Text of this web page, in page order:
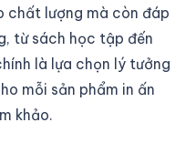
chất lượng mà còn đáp
từ sách học tập đến
là lựa chọn lý tưởng
mỗi sản phẩm in ấn
khảo.